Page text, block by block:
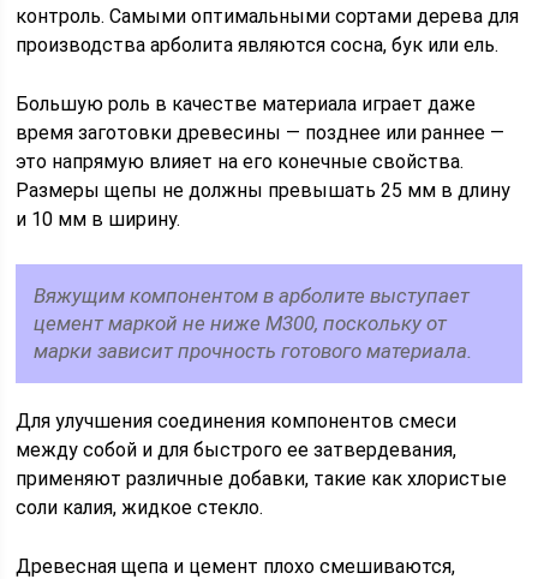
контроль. Самыми оптимальными сортами дерева для
производства арболита являются сосна, бук или ель.
Большую роль в качестве материала играет даже
время заготовки древесины — позднее или раннее —
это напрямую влияет на его конечные свойства.
Размеры щепы не должны превышать 25 мм в длину
и 10 мм в ширину.
Вяжущим компонентом в арболите выступает
цемент маркой не ниже М300, поскольку от
марки зависит прочность готового материала.
Для улучшения соединения компонентов смеси
между собой и для быстрого ее затвердевания,
применяют различные добавки, такие как хлористые
соли калия, жидкое стекло.
Древесная щепа и цемент плохо смешиваются,